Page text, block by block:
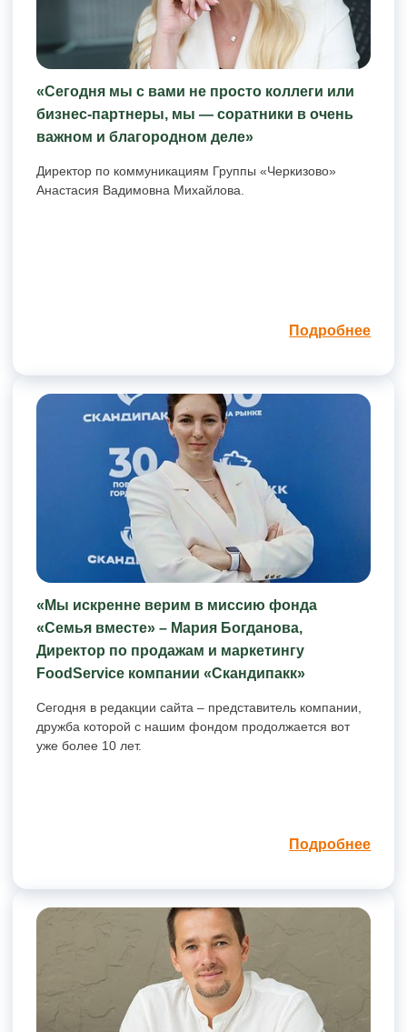
«Сегодня мы с вами не просто коллеги или
бизнес-партнеры, мы — соратники в очень
важном и благородном деле»
Директор по коммуникациям Группы «Черкизово»
Анастасия Вадимовна Михайлова.
Подробнее
«Мы искренне верим в миссию фонда
«Семья вместе» – Мария Богданова,
Директор по продажам и маркетингу
FoodService компании «Скандипакк»
Сегодня в редакции сайта – представитель компании,
дружба которой с нашим фондом продолжается вот
уже более 10 лет.
Подробнее